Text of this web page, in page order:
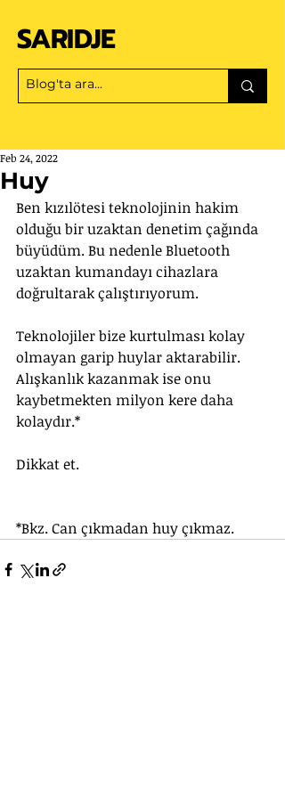
SARIDJE
Huy
Feb 24, 2022
Ben kızılötesi teknolojinin hakim
olduğu bir uzaktan denetim çağında
büyüdüm. Bu nedenle Bluetooth
uzaktan kumandayı cihazlara
doğrultarak çalıştırıyorum.
Teknolojiler bize kurtulması kolay
olmayan garip huylar aktarabilir.
Alışkanlık kazanmak ise onu
kaybetmekten milyon kere daha
kolaydır.*
Dikkat et.
*Bkz. Can çıkmadan huy çıkmaz.